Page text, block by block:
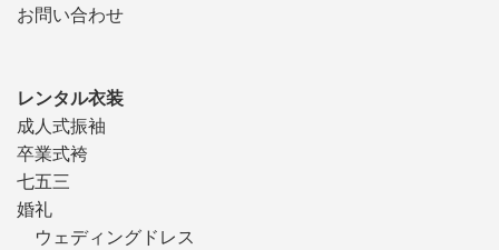
お問い合わせ
レンタル衣装
成人式振袖
卒業式袴
七五三
婚礼
ウェディングドレス